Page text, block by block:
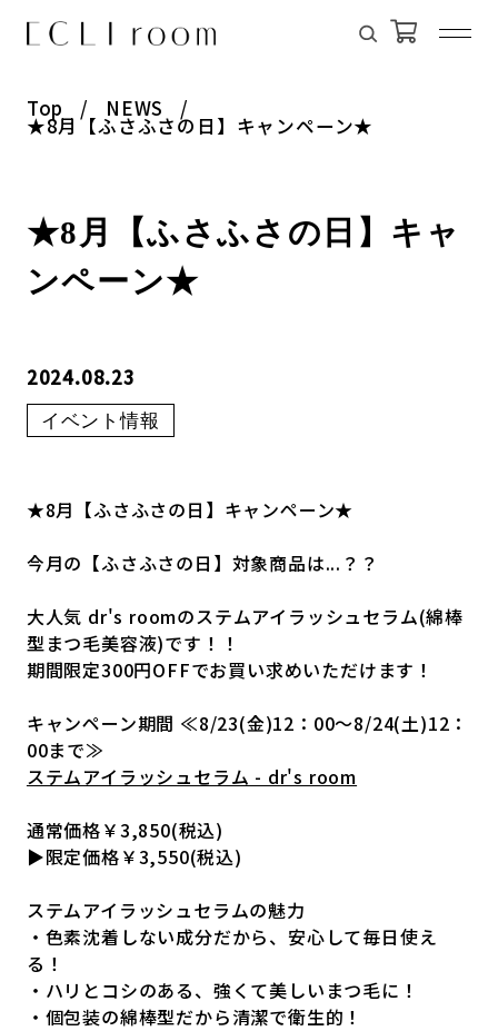
Top NEWS
★8月【ふさふさの日】キャンペーン★
★8月【ふさふさの日】キャ
ンペーン★
2024.08.23
イベント情報
★8月【ふさふさの日】キャンペーン★
今月の【ふさふさの日】対象商品は...？？
大人気 dr's roomのステムアイラッシュセラム(綿棒
型まつ毛美容液)です！！
期間限定300円OFFでお買い求めいただけます！
キャンペーン期間 ≪8/23(金)12：00～8/24(土)12：
00まで≫
ステムアイラッシュセラム - dr's room
通常価格￥3,850(税込)
▶限定価格￥3,550(税込)
ステムアイラッシュセラムの魅力
・色素沈着しない成分だから、安心して毎日使え
る！
・ハリとコシのある、強くて美しいまつ毛に！
・個包装の綿棒型だから清潔で衛生的！